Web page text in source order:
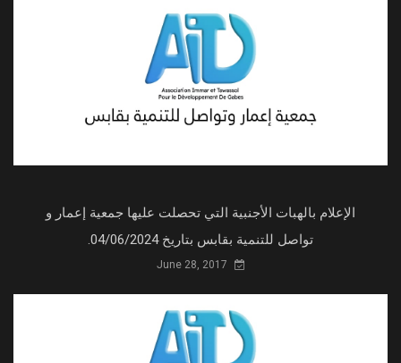
الإعلام بالهبات الأجنبية التي تحصلت عليها جمعية إعمار و
تواصل للتنمية بقابس بتاريخ 04/06/2024.